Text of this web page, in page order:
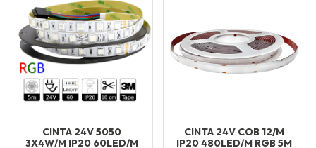
CINTA 24V 5050
3X4W/M IP20 60LED/M
CINTA 24V COB 12/M
IP20 480LED/M RGB 5M